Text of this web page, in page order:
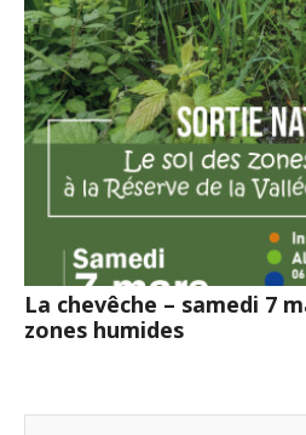
La chevêche – samedi 7
zones humides